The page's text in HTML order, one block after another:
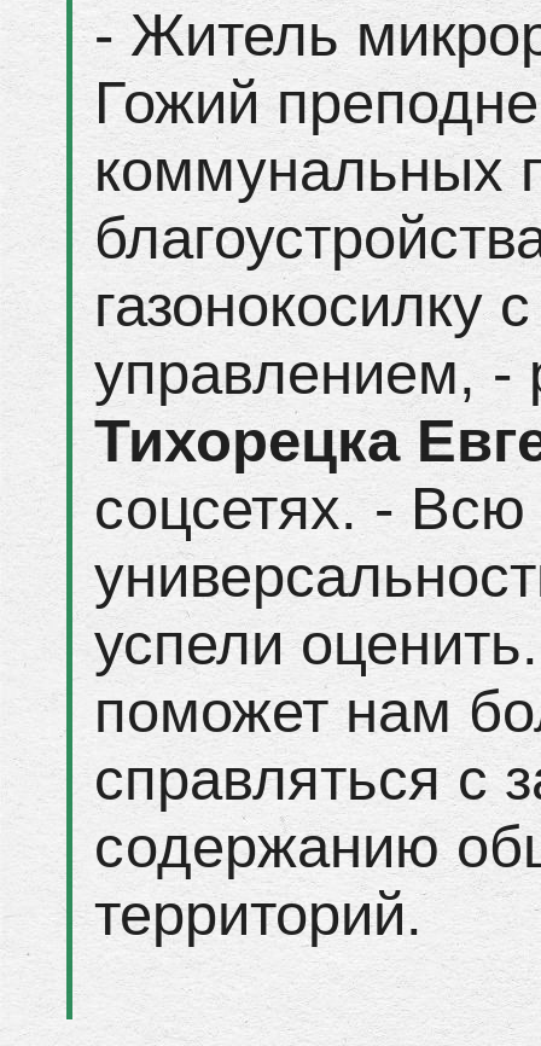
- Житель
Гожий
коммунальных
газонокосилку
управлением, -
Тихорецка
соцсетях. -
успели
поможет нам
справляться с
содержанию
территорий.